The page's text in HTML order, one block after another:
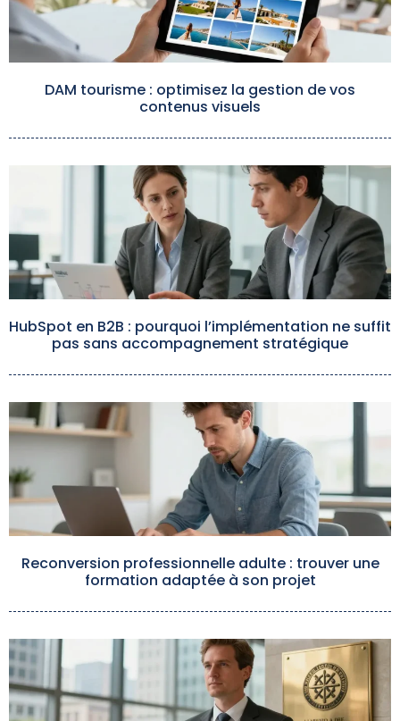
DAM tourisme : optimisez la gestion de vos
contenus visuels
HubSpot en B2B : pourquoi l’implémentation ne suffit
pas sans accompagnement stratégique
Reconversion professionnelle adulte : trouver une
formation adaptée à son projet